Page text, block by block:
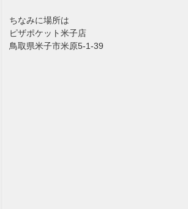
ちなみに場所は
ピザポケット米子店
鳥取県米子市米原5-1-39